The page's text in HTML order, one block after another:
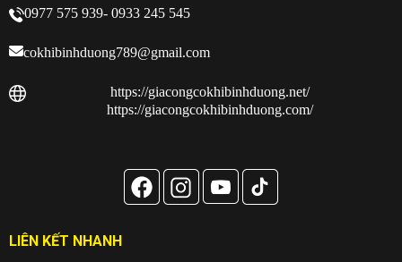
0977 575 939- 0933 245 545
cokhibinhduong789@gmail.com
https://giacongcokhibinhduong.net/
https://giacongcokhibinhduong.com/
LIÊN KẾT NHANH